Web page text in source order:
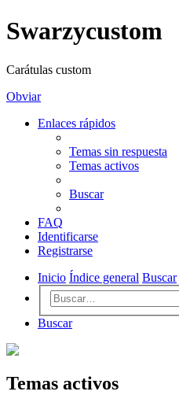
Swarzycustom
Carátulas custom
Obviar
Enlaces rápidos
Temas sin respuesta
Temas activos
Buscar
FAQ
Identificarse
Registrarse
Inicio Índice general Buscar
Buscar
Temas activos